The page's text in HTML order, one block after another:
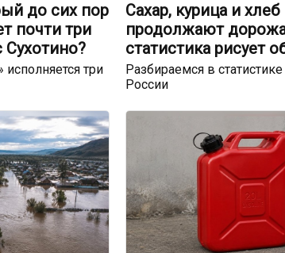
до сих пор
почти три
Сухотино?
исполняется три
Сахар, курица и хлеб
продолжают
статистика рисует
Разбираемся в
России